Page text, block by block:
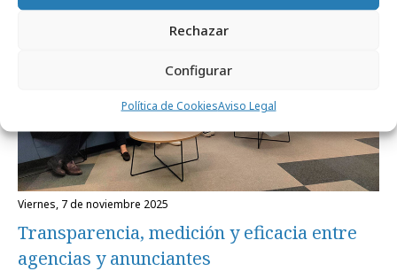
Rechazar
Configurar
Política de CookiesAviso Legal
viernes, 7 de noviembre 2025
Transparencia, medición y eficacia entre
agencias y anunciantes